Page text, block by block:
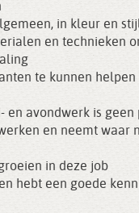
in kleur en
en technieken
te kunnen helpen
en avondwerk is geen
en neemt waar
in deze job
hebt een goede